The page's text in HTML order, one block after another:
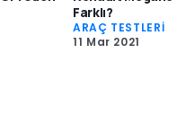
Farklı?
ARAÇ TESTLERİ
11 Mar 2021